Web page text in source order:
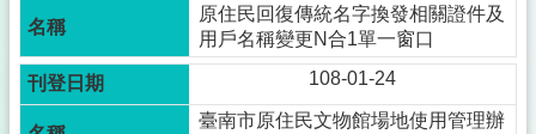
原住民回復傳統名字換發相關證件及
用戶名稱變更N合1單一窗口
108-01-24
臺南市原住民文物館場地使用管理辦